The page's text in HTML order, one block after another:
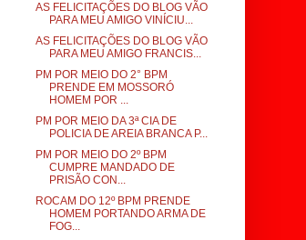
AS FELICITAÇÕES DO BLOG VÃO
PARA MEU AMIGO VINÍCIU...
AS FELICITAÇÕES DO BLOG VÃO
PARA MEU AMIGO FRANCIS...
PM POR MEIO DO 2° BPM
PRENDE EM MOSSORÓ
HOMEM POR ...
PM POR MEIO DA 3ª CIA DE
POLICIA DE AREIA BRANCA P...
PM POR MEIO DO 2º BPM
CUMPRE MANDADO DE
PRISÃO CON...
ROCAM DO 12º BPM PRENDE
HOMEM PORTANDO ARMA DE
FOG...